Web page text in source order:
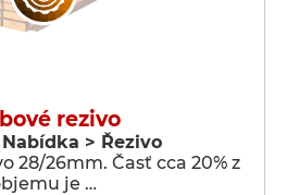
rezivo
> Řezivo
28/26mm. Časť cca 20% z
je …